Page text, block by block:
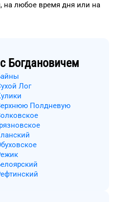
, на любое время дня или на
Богдановичем
Лог
Полдневую